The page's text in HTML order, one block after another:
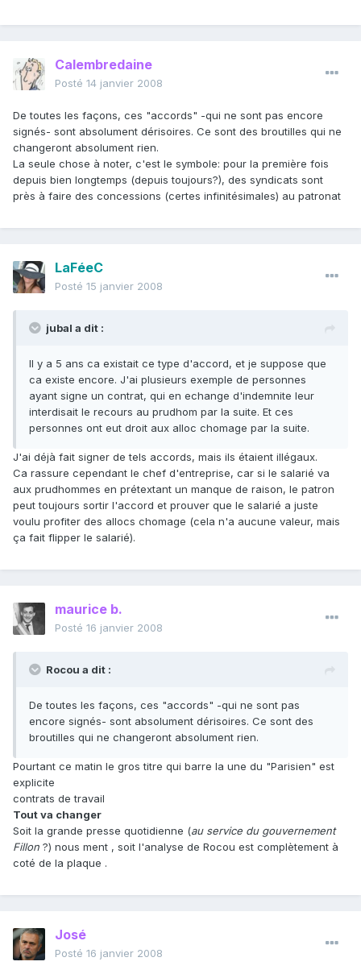
Calembredaine
Posté 14 janvier 2008
De toutes les façons, ces "accords" -qui ne sont pas encore
signés- sont absolument dérisoires. Ce sont des broutilles qui ne
changeront absolument rien.
La seule chose à noter, c'est le symbole: pour la première fois
depuis bien longtemps (depuis toujours?), des syndicats sont
près à faire des concessions (certes infinitésimales) au patronat
LaFéeC
Posté 15 janvier 2008
jubal a dit :
Il y a 5 ans ca existait ce type d'accord, et je suppose que
ca existe encore. J'ai plusieurs exemple de personnes
ayant signe un contrat, qui en echange d'indemnite leur
interdisait le recours au prudhom par la suite. Et ces
personnes ont eut droit aux alloc chomage par la suite.
J'ai déjà fait signer de tels accords, mais ils étaient illégaux.
Ca rassure cependant le chef d'entreprise, car si le salarié va
aux prudhommes en prétextant un manque de raison, le patron
peut toujours sortir l'accord et prouver que le salarié a juste
voulu profiter des allocs chomage (cela n'a aucune valeur, mais
ça fait flipper le salarié).
maurice b.
Posté 16 janvier 2008
Rocou a dit :
De toutes les façons, ces "accords" -qui ne sont pas
encore signés- sont absolument dérisoires. Ce sont des
broutilles qui ne changeront absolument rien.
Pourtant ce matin le gros titre qui barre la une du "Parisien" est
explicite
contrats de travail
Tout va changer
Soit la grande presse quotidienne (au service du gouvernement
Fillon ?) nous ment , soit l'analyse de Rocou est complètement à
coté de la plaque .
José
Posté 16 janvier 2008